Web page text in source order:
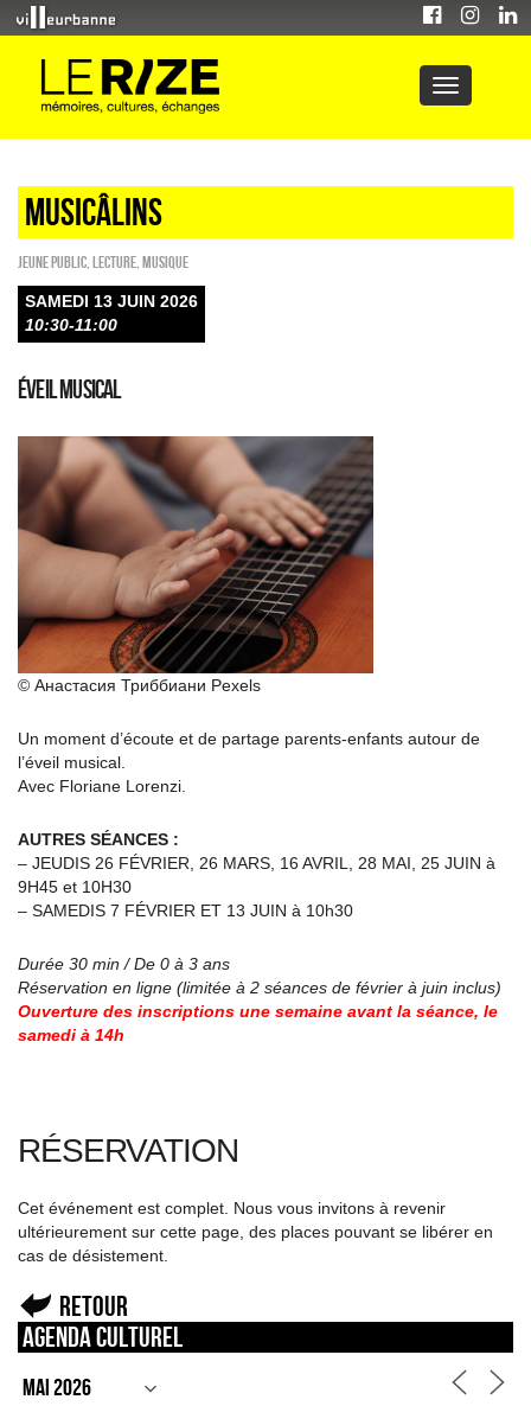
Musicâlins
Jeune public Lecture Musique
SAMEDI 13 JUIN 2026
10:30-11:00
Éveil musical
© Анастасия Триббиани Pexels
Un moment d’écoute et de partage parents-enfants autour de
l’éveil musical.
Avec Floriane Lorenzi.
AUTRES SÉANCES :
– JEUDIS 26 FÉVRIER, 26 MARS, 16 AVRIL, 28 MAI, 25 JUIN à
9H45 et 10H30
– SAMEDIS 7 FÉVRIER ET 13 JUIN à 10h30
Durée 30 min / De 0 à 3 ans
Réservation en ligne (limitée à 2 séances de février à juin inclus)
Ouverture des inscriptions une semaine avant la séance, le
samedi à 14h
RÉSERVATION
Cet événement est complet. Nous vous invitons à revenir
ultérieurement sur cette page, des places pouvant se libérer en
cas de désistement.
Retour
Agenda culturel